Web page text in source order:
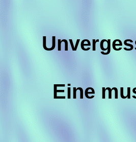
Eine